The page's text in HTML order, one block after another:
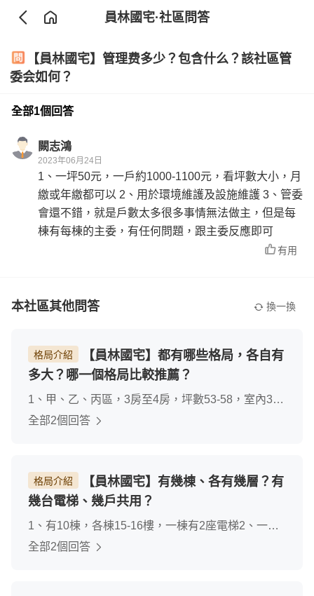
員林國宅·社區問答
【員林國宅】管理费多少？包含什么？該社區管
委会如何？
全部1個回答
闕志鴻
2023年06月24日
1、一坪50元，一戶約1000-1100元，看坪數大小，月
繳或年繳都可以 2、用於環境維護及設施維護 3、管委
會還不錯，就是戶數太多很多事情無法做主，但是每
棟有每棟的主委，有任何問題，跟主委反應即可
有用
本社區其他問答 換一換
格局介紹
【員林國宅】都有哪些格局，各自有
多大？哪一個格局比較推薦？
1、甲、乙、丙區，3房至4房，坪數53-58，室內35-
38坪，超大格局2、有雙陽台，員員林最大的社區，
全部2個回答
格局介紹
【員林國宅】有幾棟、各有幾層？有
幾台電梯、幾戶共用？
1、有10棟，各棟15-16樓，一棟有2座電梯2、一樓
有4戶，2座電梯，很快，不用等待，近期電梯會全
全部2個回答